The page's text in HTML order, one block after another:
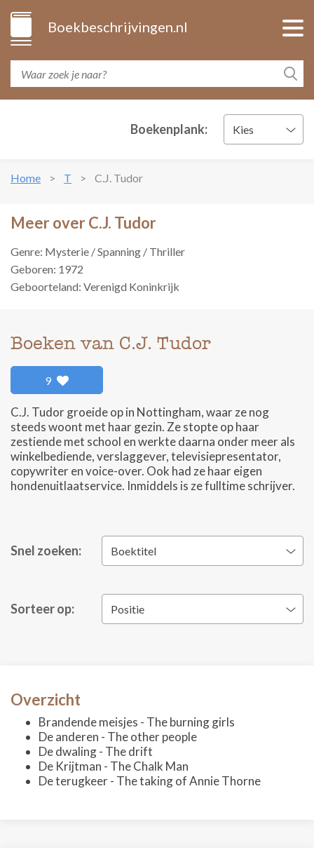
Boekbeschrijvingen.nl
Boekenplank: Kies
Home T C.J. Tudor
Meer over C.J. Tudor
Genre: Mysterie / Spanning / Thriller
Geboren: 1972
Geboorteland: Verenigd Koninkrijk
Boeken van C.J. Tudor
9
C.J. Tudor groeide op in Nottingham, waar ze nog
steeds woont met haar gezin. Ze stopte op haar
zestiende met school en werkte daarna onder meer als
winkelbediende, verslaggever, televisiepresentator,
copywriter en voice-over. Ook had ze haar eigen
hondenuitlaatservice. Inmiddels is ze fulltime schrijver.
Snel zoeken: Boektitel
Sorteer op: Positie
Overzicht
Brandende meisjes - The burning girls
De anderen - The other people
De dwaling - The drift
De Krijtman - The Chalk Man
De terugkeer - The taking of Annie Thorne